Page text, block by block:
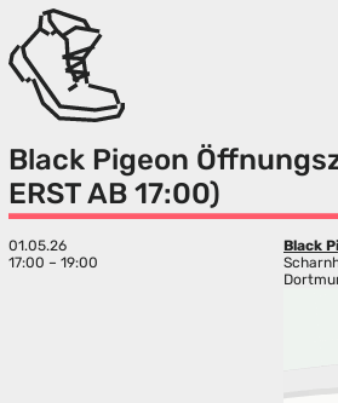
Black Pigeon
ERST AB 17:00)
01.05.26
17:00 – 19:00
Black